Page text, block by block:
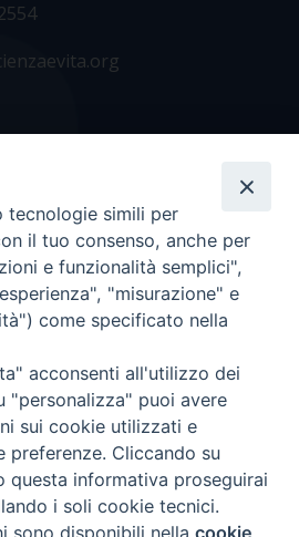
& Vita - C.F96600690588- Tutti i
-Privacy- Credits
tecnologie simili per
il tuo consenso, anche per
e funzionalità semplici",
"misurazione" e
come specificato nella
acconsenti all'utilizzo dei
"personalizza" puoi avere
sui cookie utilizzati e
preferenze. Cliccando su
questa informativa proseguirai
i soli cookie tecnici.